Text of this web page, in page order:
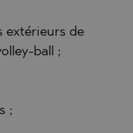
extérieurs de
ball ;
;